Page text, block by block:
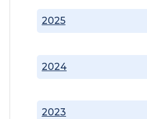
2023
2024
2025